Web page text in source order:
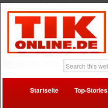
Startseite Top-Stories